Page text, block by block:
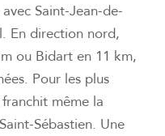
Saint-Jean-de-
En direction nord,
ou Bidart en 11 km,
Pour les plus
même la
Sébastien. Une